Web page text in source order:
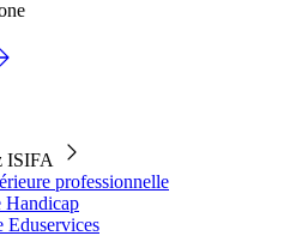
ISIFA
professionnelle
Handicap